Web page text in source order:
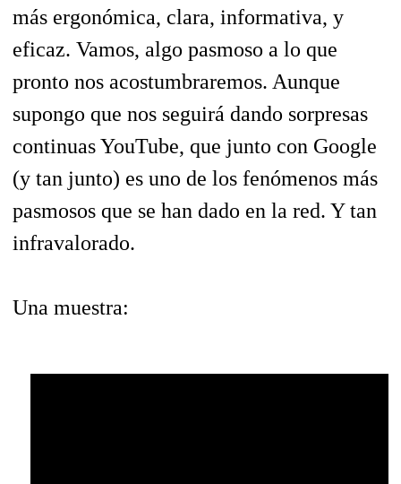
más ergonómica, clara, informativa, y
eficaz. Vamos, algo pasmoso a lo que
pronto nos acostumbraremos. Aunque
supongo que nos seguirá dando sorpresas
continuas YouTube, que junto con Google
(y tan junto) es uno de los fenómenos más
pasmosos que se han dado en la red. Y tan
infravalorado.
Una muestra: